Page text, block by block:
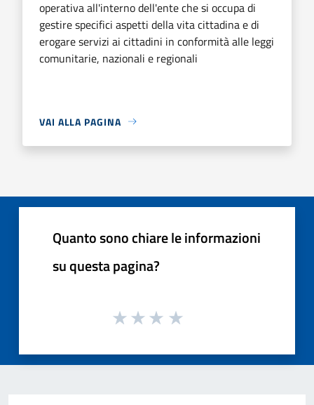
operativa all'interno dell'ente che si occupa di
gestire specifici aspetti della vita cittadina e di
erogare servizi ai cittadini in conformità alle leggi
comunitarie, nazionali e regionali
VAI ALLA PAGINA
Quanto sono chiare le informazioni
su questa pagina?